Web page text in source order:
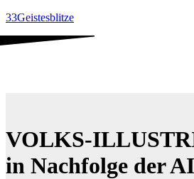
33Geistesblitze
VOLKS-
in Nachfolge der